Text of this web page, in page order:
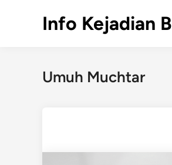
Info Kejadian
Umuh Muchtar